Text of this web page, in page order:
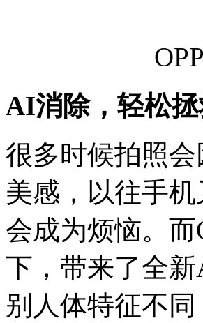
AI消除，轻松
很多时候拍照
美感，以往手
会成为烦恼。而
下，带来了全
别人体特征不